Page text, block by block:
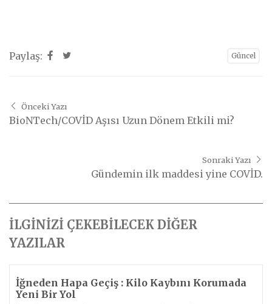
Paylaş: Güncel
Önceki Yazı
BioNTech/COVİD Aşısı Uzun Dönem Etkili mi?
Sonraki Yazı
Gündemin ilk maddesi yine COVİD.
İLGİNİZİ ÇEKEBİLECEK DİĞER
YAZILAR
İğneden Hapa Geçiş : Kilo Kaybını Korumada
Yeni Bir Yol